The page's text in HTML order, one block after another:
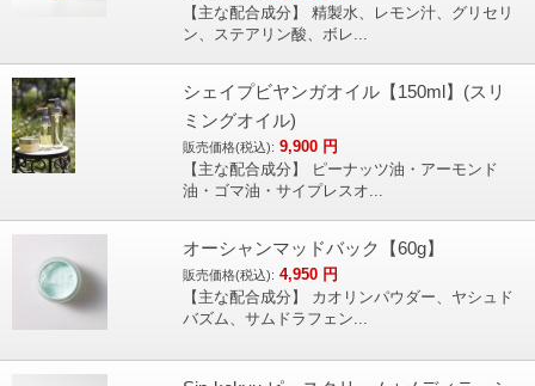
【主な配合成分】 精製水、レモン汁、グリセリ
ン、ステアリン酸、ボレ...
シェイプビヤンガオイル【150ml】(スリ
ミングオイル)
販売価格(税込): 9,900 円
【主な配合成分】 ピーナッツ油・アーモンド
油・ゴマ油・サイプレスオ...
オーシャンマッドバック【60g】
販売価格(税込): 4,950 円
【主な配合成分】 カオリンパウダー、ヤシュド
バズム、サムドラフェン...